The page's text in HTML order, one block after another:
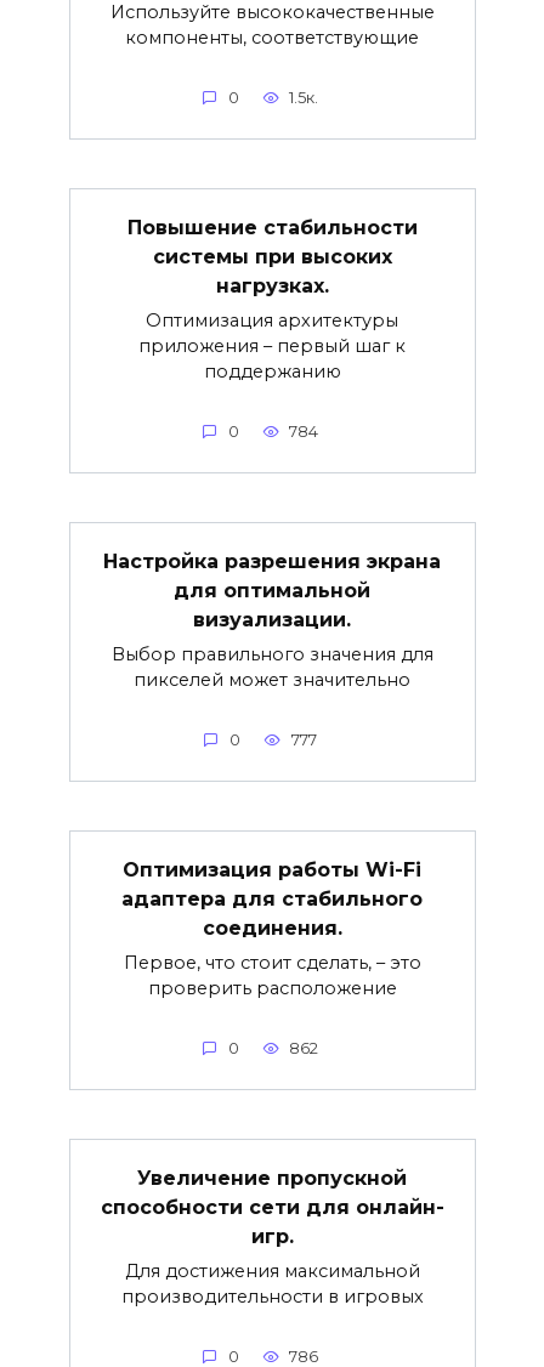
Используйте высококачественные
компоненты, соответствующие
0 1.5к.
Повышение стабильности
системы при высоких
нагрузках.
Оптимизация архитектуры
приложения – первый шаг к
поддержанию
0 784
Настройка разрешения экрана
для оптимальной
визуализации.
Выбор правильного значения для
пикселей может значительно
0 777
Оптимизация работы Wi-Fi
адаптера для стабильного
соединения.
Первое, что стоит сделать, – это
проверить расположение
0 862
Увеличение пропускной
способности сети для онлайн-
игр.
Для достижения максимальной
производительности в игровых
0 786